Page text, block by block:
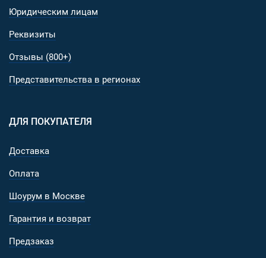
Юридическим лицам
Реквизиты
Отзывы (800+)
Представительства в регионах
ДЛЯ ПОКУПАТЕЛЯ
Доставка
Оплата
Шоурум в Москве
Гарантия и возврат
Предзаказ